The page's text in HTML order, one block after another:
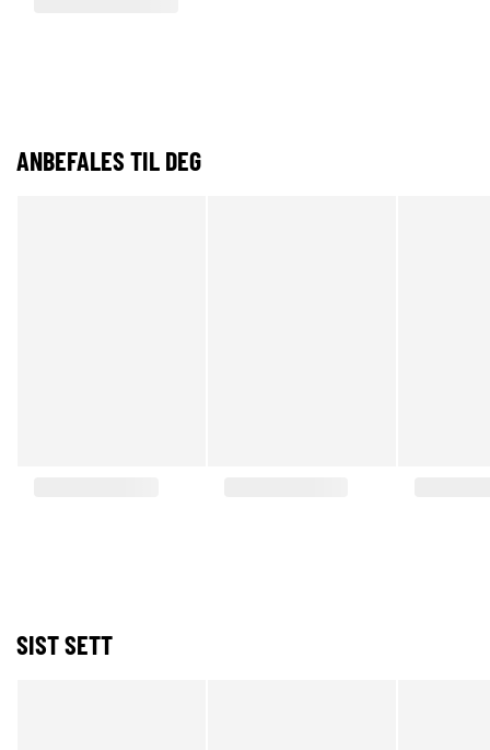
ANBEFALES TIL DEG
SIST SETT